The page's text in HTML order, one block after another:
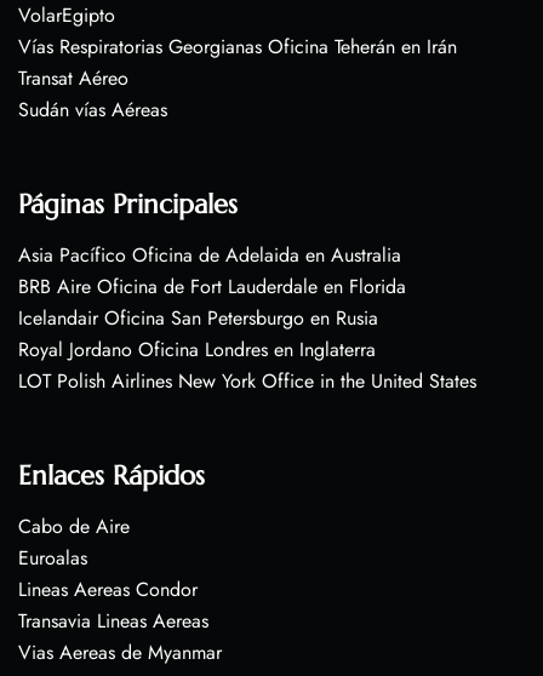
VolarEgipto
Vías Respiratorias Georgianas Oficina Teherán en Irán
Transat Aéreo
Sudán vías Aéreas
Páginas Principales
Asia Pacífico Oficina de Adelaida en Australia
BRB Aire Oficina de Fort Lauderdale en Florida
Icelandair Oficina San Petersburgo en Rusia
Royal Jordano Oficina Londres en Inglaterra
LOT Polish Airlines New York Office in the United States
Enlaces Rápidos
Cabo de Aire
Euroalas
Lineas Aereas Condor
Transavia Lineas Aereas
Vias Aereas de Myanmar